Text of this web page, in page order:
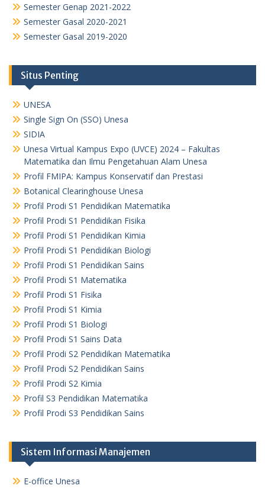
Semester Genap 2021-2022
Semester Gasal 2020-2021
Semester Gasal 2019-2020
Situs Penting
UNESA
Single Sign On (SSO) Unesa
SIDIA
Unesa Virtual Kampus Expo (UVCE) 2024 – Fakultas
Matematika dan Ilmu Pengetahuan Alam Unesa
Profil FMIPA: Kampus Konservatif dan Prestasi
Botanical Clearinghouse Unesa
Profil Prodi S1 Pendidikan Matematika
Profil Prodi S1 Pendidikan Fisika
Profil Prodi S1 Pendidikan Kimia
Profil Prodi S1 Pendidikan Biologi
Profil Prodi S1 Pendidikan Sains
Profil Prodi S1 Matematika
Profil Prodi S1 Fisika
Profil Prodi S1 Kimia
Profil Prodi S1 Biologi
Profil Prodi S1 Sains Data
Profil Prodi S2 Pendidikan Matematika
Profil Prodi S2 Pendidikan Sains
Profil Prodi S2 Kimia
Profil S3 Pendidikan Matematika
Profil Prodi S3 Pendidikan Sains
Sistem Informasi Manajemen
E-office Unesa